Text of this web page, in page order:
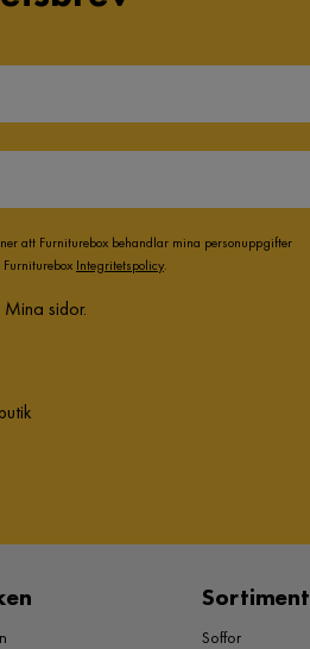
att Furniturebox behandlar mina personuppgifter
Integritetspolicy.
sidor.
Sortiment
Soffor